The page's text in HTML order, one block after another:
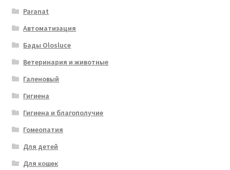
Paranat
Автоматизация
Бады Olosluce
Ветеринария и животные
Галеновый
Гигиена
Гигиена и благополучие
Гомеопатия
Для детей
Для кошек